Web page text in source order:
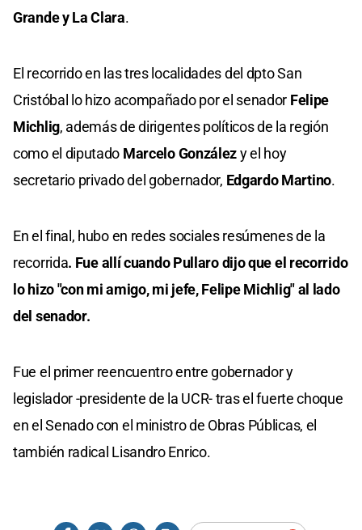
Grande y La Clara.
El recorrido en las tres localidades del dpto San
Cristóbal lo hizo acompañado por el senador Felipe
Michlig, además de dirigentes políticos de la región
como el diputado Marcelo Gonzálezy el hoy
secretario privado del gobernador, Edgardo Martino.
En el final, hubo en redes sociales resúmenes de la
recorrida. Fue allí cuando Pullaro dijo que el recorrido
lo hizo "con mi amigo, mi jefe, Felipe Michlig" al lado
del senador.
Fue el primer reencuentro entre gobernador y
legislador -presidente de la UCR- tras el fuerte choque
en el Senado con el ministro de Obras Públicas, el
también radical Lisandro Enrico.